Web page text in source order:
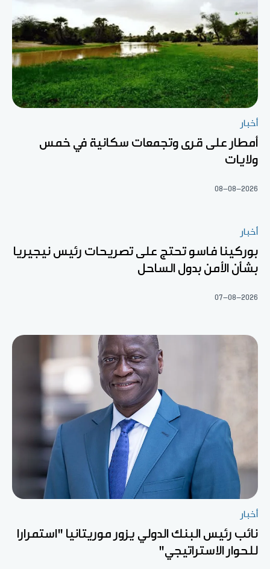
أخبار
أمطار على قرى وتجمعات سكانية في خمس
ولايات
08-08-2026
أخبار
بوركينا فاسو تحتج على تصريحات رئيس نيجيريا
بشأن الأمن بدول الساحل
07-08-2026
أخبار
نائب رئيس البنك الدولي يزور موريتانيا "استمرارا
للحوار الاستراتيجي"